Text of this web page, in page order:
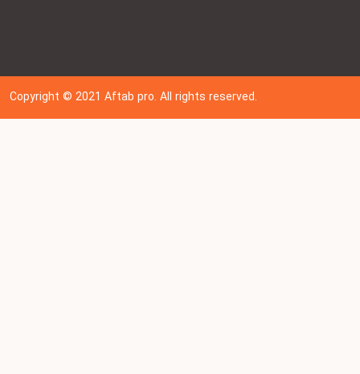
Copyright © 202 1Aftab pro. All rights reserved.